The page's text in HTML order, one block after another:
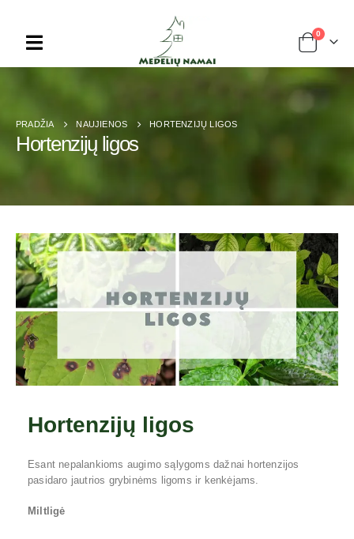
0
PRADŽIA NAUJIENOS HORTENZIJŲ LIGOS
Hortenzijų ligos
Hortenzijų ligos
Esant nepalankioms augimo sąlygoms dažnai hortenzijos
pasidaro jautrios grybinėms ligoms ir kenkėjams.
Miltligė